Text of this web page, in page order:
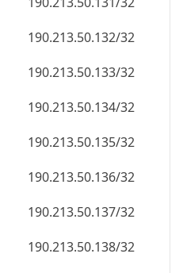
190.213.50.132/32
190.213.50.133/32
190.213.50.134/32
190.213.50.135/32
190.213.50.136/32
190.213.50.137/32
190.213.50.138/32